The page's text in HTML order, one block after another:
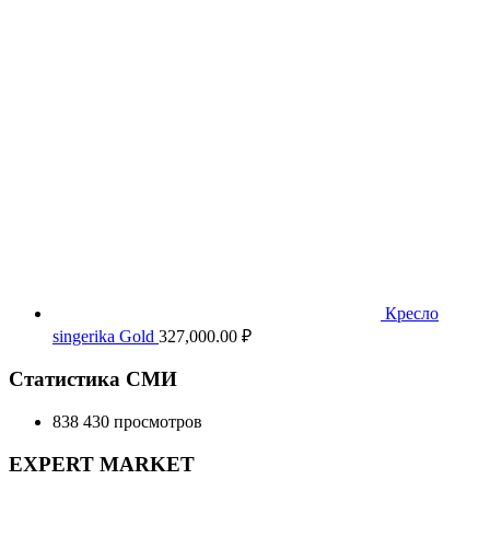
Кресло
singerika Gold 327,000.00 ₽
Статистика СМИ
838 430 просмотров
EXPERT MARKET